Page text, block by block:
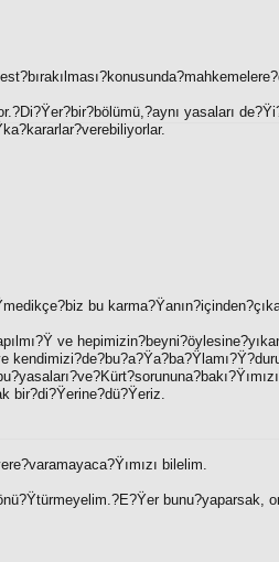
yasaları
bu
ve
bir?di?Ÿerine?dü?Ÿeriz.
bilelim.
bunu?yaparsak,